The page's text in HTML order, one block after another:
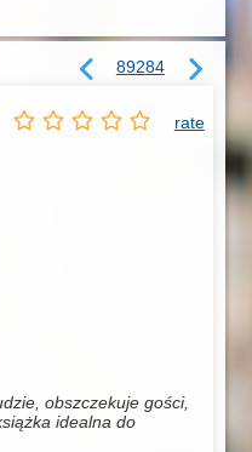
89284
rate
obszczekuje gości,
idealna do